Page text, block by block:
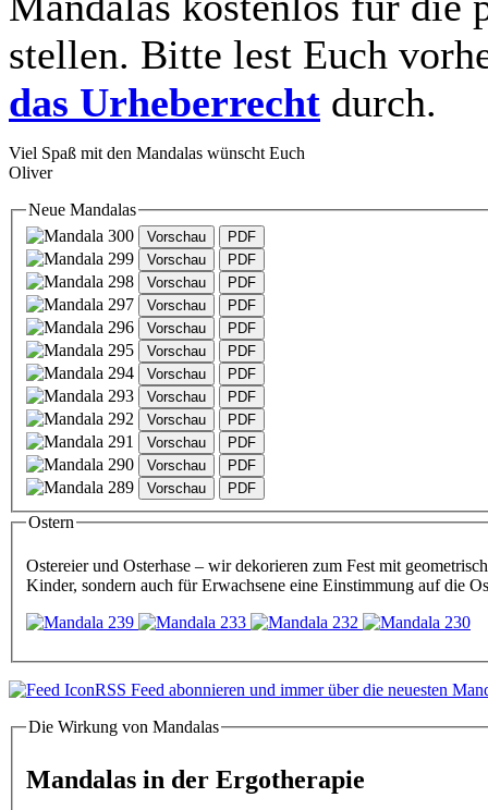
stellen. Bitte lest Euch
das Urheberrecht durch.
Viel Spaß mit den Mandalas wünscht Euch
Oliver
Neue Mandalas
Ostern
Ostereier und Osterhase – wir dekorieren zum Fest mit geometrischen Formen.
Kinder, sondern auch für Erwachsene eine Einstimmung auf die
RSS Feed abonnieren und immer über die neuesten
Die Wirkung von Mandalas
Mandalas in der Ergotherapie